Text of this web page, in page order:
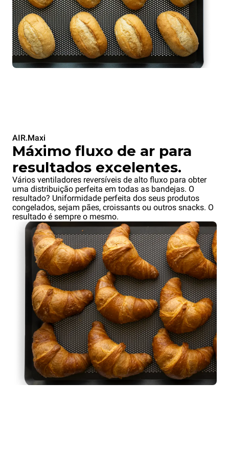
AIR.Maxi
Máximo fluxo de ar para
resultados excelentes.
Vários ventiladores reversíveis de alto fluxo para obter
uma distribuição perfeita em todas as bandejas. O
resultado? Uniformidade perfeita dos seus produtos
congelados, sejam pães, croissants ou outros snacks. O
resultado é sempre o mesmo.